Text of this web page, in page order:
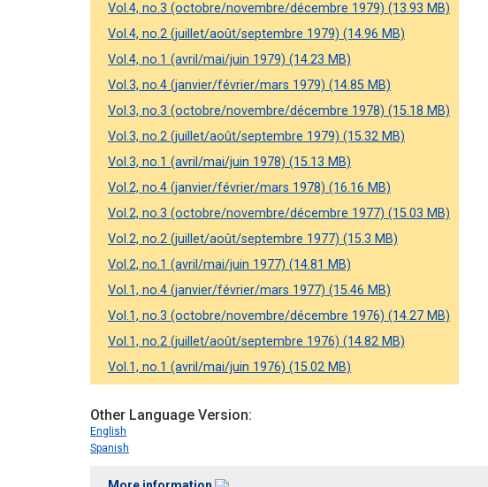
Vol.4, no.3 (octobre/novembre/décembre 1979) (13.93 MB)
Vol.4, no.2 (juillet/août/septembre 1979) (14.96 MB)
Vol.4, no.1 (avril/mai/juin 1979) (14.23 MB)
Vol.3, no.4 (janvier/février/mars 1979) (14.85 MB)
Vol.3, no.3 (octobre/novembre/décembre 1978) (15.18 MB)
Vol.3, no.2 (juillet/août/septembre 1979) (15.32 MB)
Vol.3, no.1 (avril/mai/juin 1978) (15.13 MB)
Vol.2, no.4 (janvier/février/mars 1978) (16.16 MB)
Vol.2, no.3 (octobre/novembre/décembre 1977) (15.03 MB)
Vol.2, no.2 (juillet/août/septembre 1977) (15.3 MB)
Vol.2, no.1 (avril/mai/juin 1977) (14.81 MB)
Vol.1, no.4 (janvier/février/mars 1977) (15.46 MB)
Vol.1, no.3 (octobre/novembre/décembre 1976) (14.27 MB)
Vol.1, no.2 (juillet/août/septembre 1976) (14.82 MB)
Vol.1, no.1 (avril/mai/juin 1976) (15.02 MB)
Other Language Version
English
Spanish